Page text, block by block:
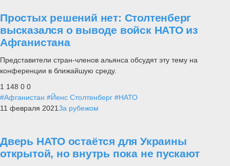
Простых решений нет: Столтенберг
высказался о выводе войск НАТО из
Афганистана
Представители стран-членов альянса обсудят эту тему на
конференции в ближайшую среду.
1 148 0 0
#Афганистан #Йенс Столтенберг #НАТО
11 февраля 2021За рубежом
Дверь НАТО остаётся для Украины
открытой, но внутрь пока не пускают